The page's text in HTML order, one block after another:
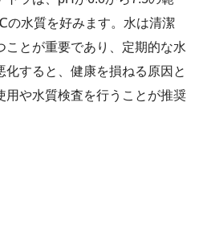
水質を好みます。水は清潔
ことが重要であり、定期的な水
化すると、健康を損ねる原因と
用や水質検査を行うことが推奨